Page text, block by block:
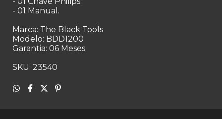
- 01 Manual.
Marca: The Black Tools
Modelo: BDD1200
Garantia: 06 Meses
SKU: 23540